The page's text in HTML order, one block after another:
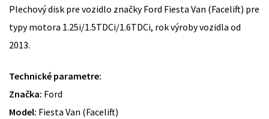
Plechový disk pre vozidlo značky Ford Fiesta Van (Facelift) pre
typy motora 1.25i/1.5TDCi/1.6TDCi, rok výroby vozidla od
2013.
Technické parametre:
Značka: Ford
Model: Fiesta Van (Facelift)